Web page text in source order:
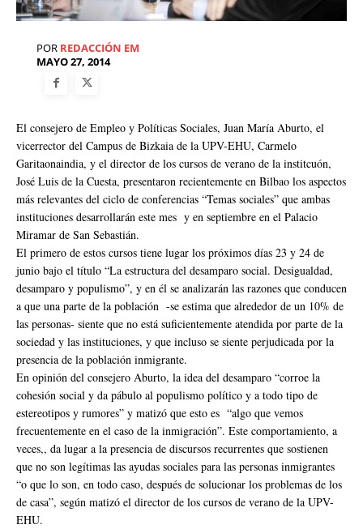
POR REDACCIÓN EM
MAYO 27, 2014
El consejero de Empleo y Políticas Sociales, Juan María Aburto, el
vicerrector del Campus de Bizkaia de la UPV-EHU, Carmelo
Garitaonaindia, y el director de los cursos de verano de la institcuón,
José Luis de la Cuesta, presentaron recientemente en Bilbao los aspectos
más relevantes del ciclo de conferencias “Temas sociales” que ambas
instituciones desarrollarán este mes y en septiembre en el Palacio
Miramar de San Sebastián.
El primero de estos cursos tiene lugar los próximos días 23 y 24 de
junio bajo el título “La estructura del desamparo social. Desigualdad,
desamparo y populismo”, y en él se analizarán las razones que conducen
a que una parte de la población -se estima que alrededor de un 10% de
las personas- siente que no está suficientemente atendida por parte de la
sociedad y las instituciones, y que incluso se siente perjudicada por la
presencia de la población inmigrante.
En opinión del consejero Aburto, la idea del desamparo “corroe la
cohesión social y da pábulo al populismo político y a todo tipo de
estereotipos y rumores” y matizó que esto es “algo que vemos
frecuentemente en el caso de la inmigración”. Este comportamiento, a
veces,, da lugar a la presencia de discursos recurrentes que sostienen
que no son legítimas las ayudas sociales para las personas inmigrantes
“o que lo son, en todo caso, después de solucionar los problemas de los
de casa”, según matizó el director de los cursos de verano de la UPV-
EHU.